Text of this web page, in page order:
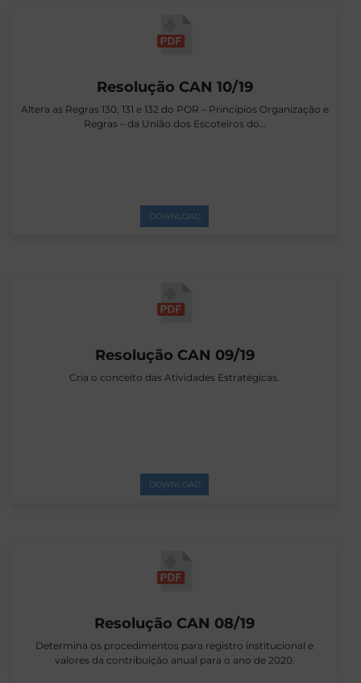
Resolução CAN 10/19
Altera as Regras 130, 131 e 132 do POR – Princípios Organização e
Regras – da União dos Escoteiros do…
DOWNLOAD
Resolução CAN 09/19
Cria o conceito das Atividades Estratégicas.
DOWNLOAD
Resolução CAN 08/19
Determina os procedimentos para registro institucional e
valores da contribuição anual para o ano de 2020.